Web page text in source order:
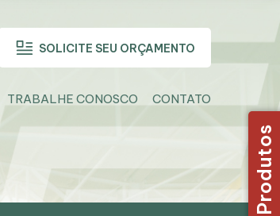
SOLICITE SEU ORÇAMENTO
TRABALHE CONOSCO CONTATO
Produtos